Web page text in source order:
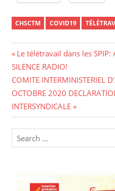
CHSCTM COVID19
Navigation
de
l’article
Previous
Post:
Le télétravail dans les SPIP:
SILENCE RADIO!
Next
Post:
COMITE INTERMINISTERIEL
OCTOBRE 2020
INTERSYNDICALE